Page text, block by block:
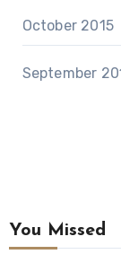
October 2015
September
You Missed